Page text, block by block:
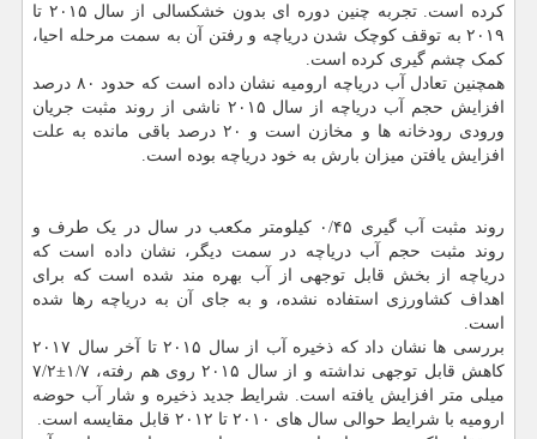
کرده است. تجربه چنین دوره ای بدون خشکسالی از سال ۲۰۱۵ تا
۲۰۱۹ به توقف کوچک شدن دریاچه و رفتن آن به سمت مرحله احیا،
کمک چشم گیری کرده است.
همچنین تعادل آب دریاچه ارومیه نشان داده است که حدود ۸۰ درصد
افزایش حجم آب دریاچه از سال ۲۰۱۵ ناشی از روند مثبت جریان
ورودی رودخانه ها و مخازن است و ۲۰ درصد باقی مانده به علت
افزایش یافتن میزان بارش به خود دریاچه بوده است.
روند مثبت آب گیری ۰/۴۵ کیلومتر مکعب در سال در یک طرف و
روند مثبت حجم آب دریاچه در سمت دیگر، نشان داده است که
دریاچه از بخش قابل توجهی از آب بهره مند شده است که برای
اهداف کشاورزی استفاده نشده، و به جای آن به دریاچه رها شده
است.
بررسی ها نشان داد که ذخیره آب از سال ۲۰۱۵ تا آخر سال ۲۰۱۷
کاهش قابل توجهی نداشته و از سال ۲۰۱۵ روی هم رفته، ۱/۷±۷/۲
میلی متر افزایش یافته است. شرایط جدید ذخیره و شار آب حوضه
ارومیه با شرایط حوالی سال های ۲۰۱۰ تا ۲۰۱۲ قابل مقایسه است.